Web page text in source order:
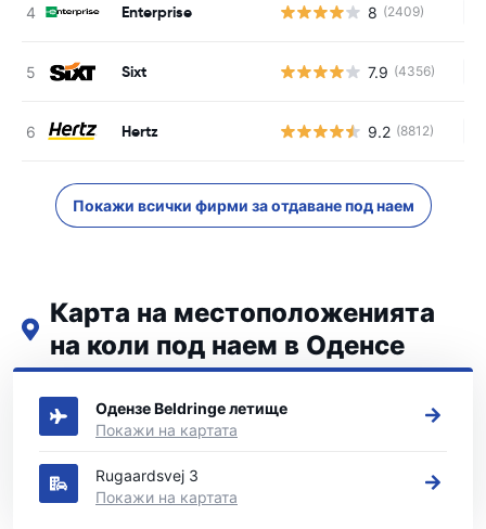
Enterprise 8 (2409)
Sixt 7.9 (4356)
Hertz 9.2 (8812)
Покажи всички фирми за отдаване под наем
Карта на местоположенията
на коли под наем в Оденсе
Вижте нашите основни места за коли под наем в Оденсе
Одензе Beldringe летище
Покажи на картата
Rugaardsvej 3
Покажи на картата